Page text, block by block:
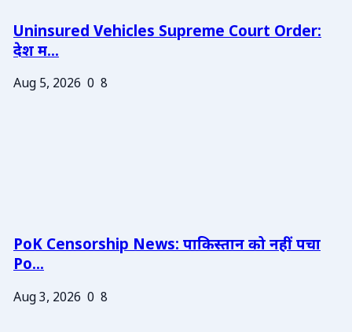
Uninsured Vehicles Supreme Court Order:
देश म...
Aug 5, 2026 0 8
PoK Censorship News: पाकिस्तान को नहीं पचा
Po...
Aug 3, 2026 0 8